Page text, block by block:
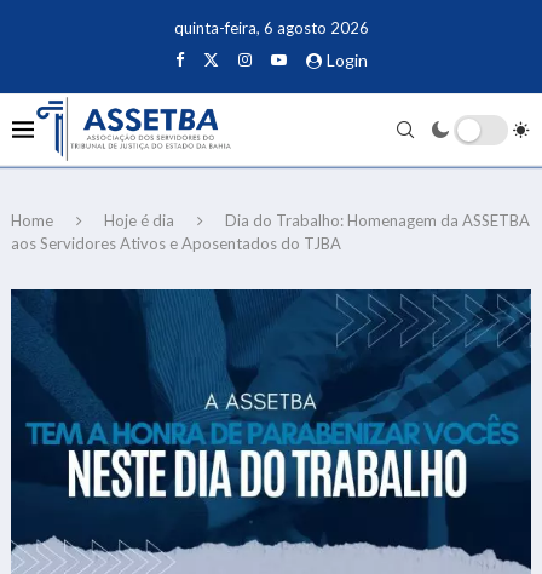
quinta-feira, 6 agosto 2026
Login
Home Hoje é dia
Dia do Trabalho: Homenagem da ASSETBA
aos Servidores Ativos e Aposentados do TJBA